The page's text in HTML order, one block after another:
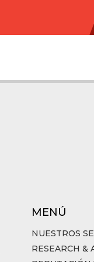
MENÚ
NUESTROS
RESEARCH &